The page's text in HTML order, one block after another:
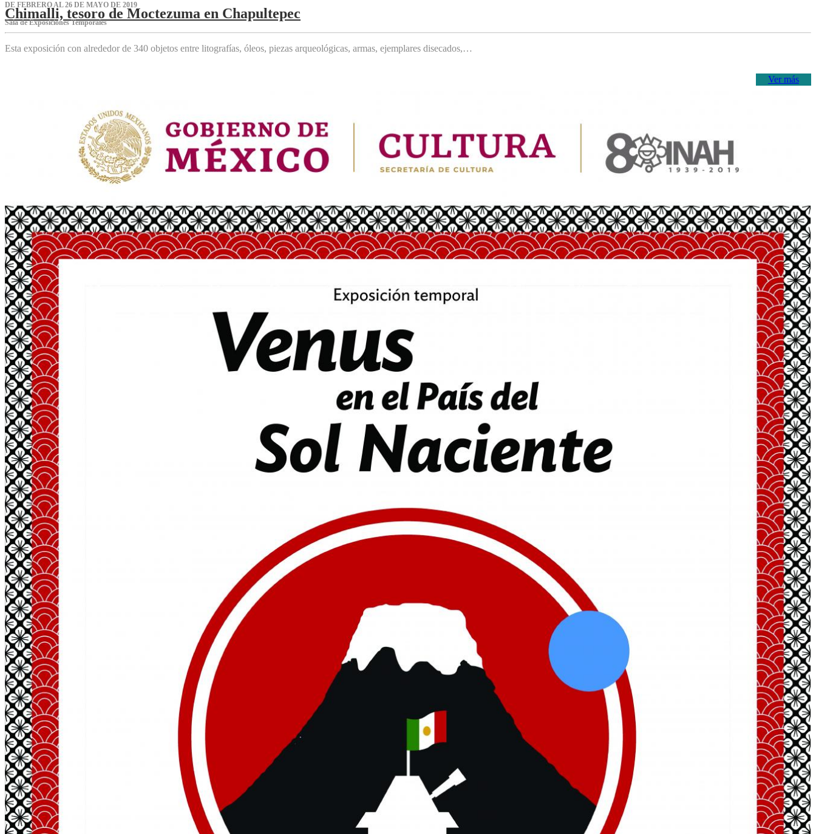
DE FEBRERO AL 26 DE MAYO DE 2019
Chimalli, tesoro de Moctezuma en Chapultepec
Sala de Exposiciones Temporales
Esta exposición con alrededor de 340 objetos entre litografías, óleos, piezas arqueológicas, armas, ejemplares disecados,…
Ver más